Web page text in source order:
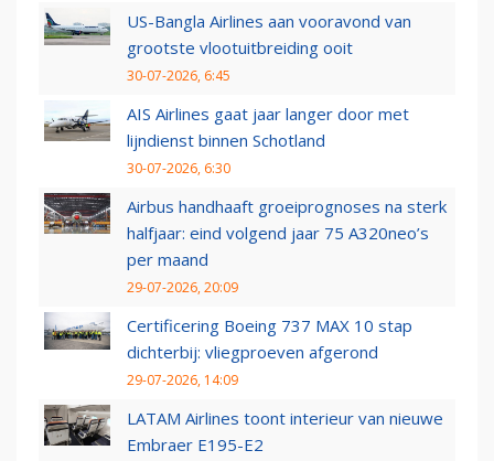
US-Bangla Airlines aan vooravond van
grootste vlootuitbreiding ooit
30-07-2026, 6:45
AIS Airlines gaat jaar langer door met
lijndienst binnen Schotland
30-07-2026, 6:30
Airbus handhaaft groeiprognoses na sterk
halfjaar: eind volgend jaar 75 A320neo’s
per maand
29-07-2026, 20:09
Certificering Boeing 737 MAX 10 stap
dichterbij: vliegproeven afgerond
29-07-2026, 14:09
LATAM Airlines toont interieur van nieuwe
Embraer E195-E2